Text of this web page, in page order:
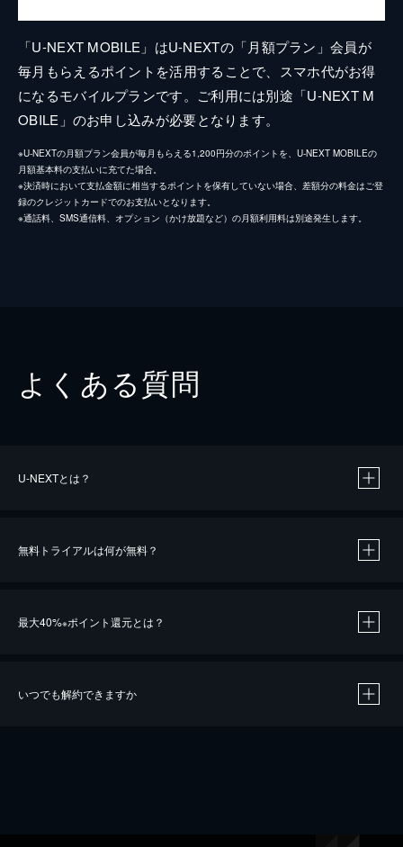
「U-NEXT MOBILE」はU-NEXTの「月額プラン」会員が
毎月もらえるポイントを活用することで、スマホ代がお得
になるモバイルプランです。ご利用には別途「U-NEXT M
OBILE」のお申し込みが必要となります。
※U-NEXTの月額プラン会員が毎月もらえる1,200円分のポイントを、U-NEXT MOBILEの
月額基本料の支払いに充てた場合。
※決済時において支払金額に相当するポイントを保有していない場合、差額分の料金はご登
録のクレジットカードでのお支払いとなります。
※通話料、SMS通信料、オプション（かけ放題など）の月額利用料は別途発生します。
よくある質問
U-NEXTとは？
無料トライアルは何が無料？
最大40%※ポイント還元とは？
いつでも解約できますか